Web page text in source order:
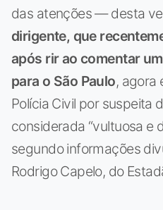
das atenções — desta
dirigente, que
após rir ao comentar
para o São Paulo, agora
Polícia Civil por suspeita
considerada “vultuosa e
segundo informações
Rodrigo Capelo, do